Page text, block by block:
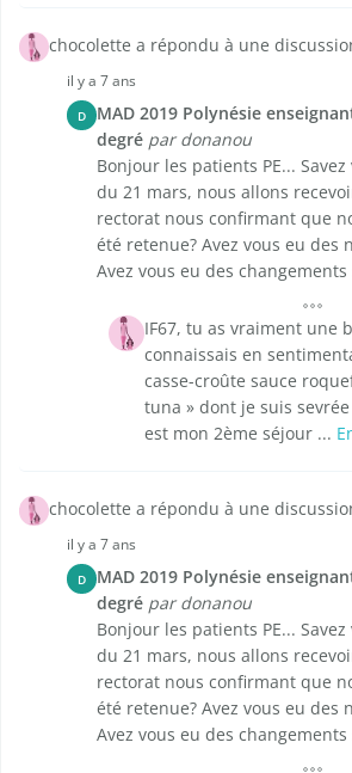
chocolette a répondu à une
il y a 7 ans
D
MAD 2019 Polynésie
degré par donanou
Bonjour les patients PE...
du 21 mars, nous allons
rectorat nous confirmant que
été retenue? Avez vous eu des
Avez vous eu des changements
IF67, tu as vraiment une
connaissais en
casse-croûte sauce
tuna » dont je suis
est mon 2ème séjour ...
chocolette a répondu à une
il y a 7 ans
D
MAD 2019 Polynésie
degré par donanou
Bonjour les patients PE...
du 21 mars, nous allons
rectorat nous confirmant que
été retenue? Avez vous eu des
Avez vous eu des changements